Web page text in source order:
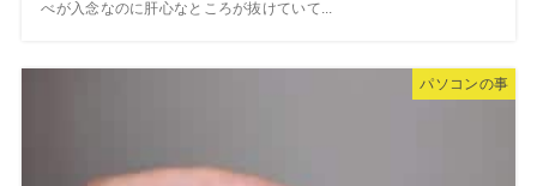
べが入念なのに肝心なところが抜けていて...
パソコンの事